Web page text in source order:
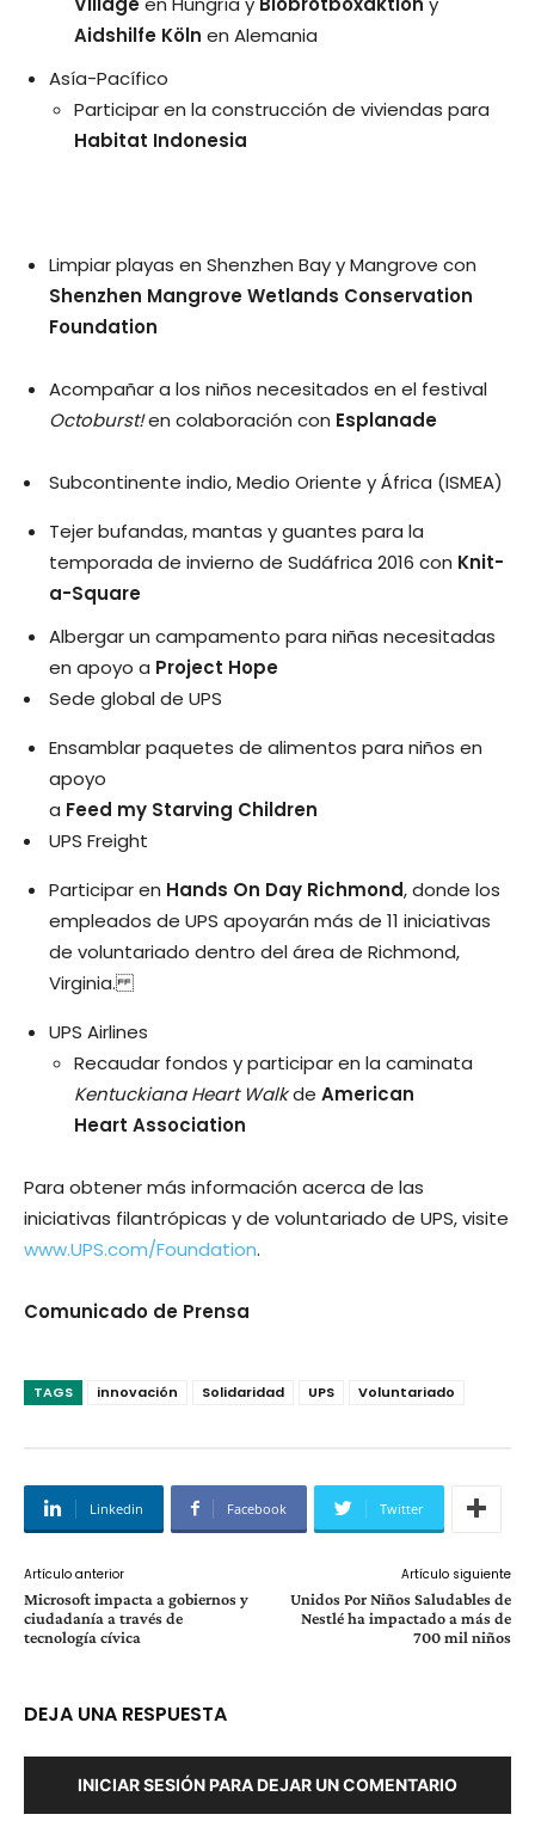
Aidshilfe Köln en Alemania
Asía-Pacífico
Participar en la construcción de viviendas para
Habitat Indonesia
Limpiar playas en Shenzhen Bay y Mangrove con
Shenzhen Mangrove Wetlands Conservation
Foundation
Acompañar a los niños necesitados en el festival
Octoburst!en colaboración con Esplanade
Subcontinente indio, Medio Oriente y África (ISMEA)
Tejer bufandas, mantas y guantes para la
temporada de invierno de Sudáfrica 2016 con Knit-
a-Square
Albergar un campamento para niñas necesitadas
en apoyo a Project Hope
Sede global de UPS
Ensamblar paquetes de alimentos para niños en
apoyo
a Feed my Starving Children
UPS Freight
Participar en Hands On Day Richmond, donde los
empleados de UPS apoyarán más de 11 iniciativas
de voluntariado dentro del área de Richmond,
Virginia.
UPS Airlines
Recaudar fondos y participar en la caminata
Kentuckiana Heart Walkde American
Heart Association
Para obtener más información acerca de las
iniciativas filantrópicas y de voluntariado de UPS, visite
www.UPS.com/Foundation.
Comunicado de Prensa
TAGS innovación Solidaridad UPS Voluntariado
Linkedin Facebook Twitter
Artículo anterior
Microsoft impacta a gobiernos y
ciudadanía a través de
tecnología cívica
Artículo siguiente
Unidos Por Niños Saludables de
Nestlé ha impactado a más de
700 mil niños
DEJA UNA RESPUESTA
INICIAR SESIÓN PARA DEJAR UN COMENTARIO